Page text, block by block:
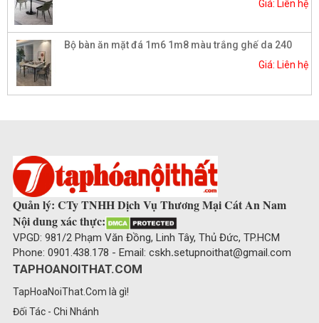
Giá: Liên hệ
Bộ bàn ăn mặt đá 1m6 1m8 màu trắng ghế da 240
Giá: Liên hệ
Quản lý: CTy TNHH Dịch Vụ Thương Mại Cát An Nam
Nội dung xác thực:
VPGD: 981/2 Phạm Văn Đồng, Linh Tây, Thủ Đức, TP.HCM
Phone: 0901.438.178 - Email: cskh.setupnoithat@gmail.com
TAPHOANOITHAT.COM
TapHoaNoiThat.Com là gì!
Đối Tác - Chi Nhánh